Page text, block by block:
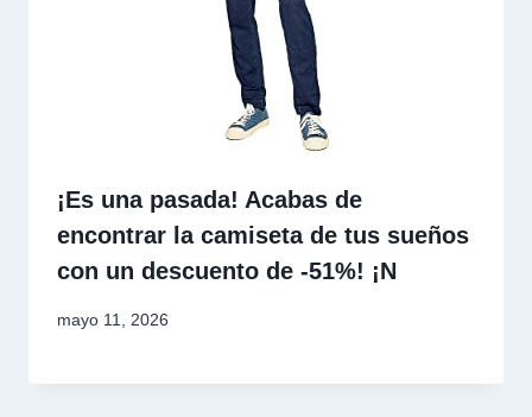
¡Es una pasada! Acabas de
encontrar la camiseta de tus sueños
con un descuento de -51%! ¡N
mayo 11, 2026